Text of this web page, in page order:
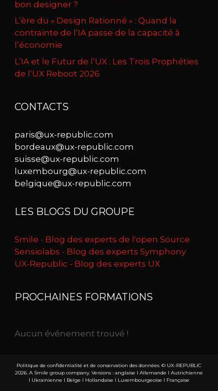
bon designer ?
L’ère du « Design Rationné » : Quand la
contrainte de l’IA passe de la capacité à
l’économie
L’IA et le Futur de l’UX : Les Trois Prophéties
de l’UX Reboot 2026
CONTACTS
paris@ux-republic.com
bordeaux@ux-republic.com
suisse@ux-republic.com
luxembourg@ux-republic.com
belgique@ux-republic.com
LES BLOGS DU GROUPE
Smile - Blog des experts de l'open Source
Sensiolabs - Blog des experts Symphony
UX-Republic - Blog des experts UX
PROCHAINES FORMATIONS
Aucun événement trouvé !
Politique de confidentialité et de conservation des données. © UX-REPUBLIC
2026. A Smile group company. Versions : anglaise I Allemande I Autrichienne
I Ukrainienne I Belge I Hollandaise I Luxembourgeoise I Française